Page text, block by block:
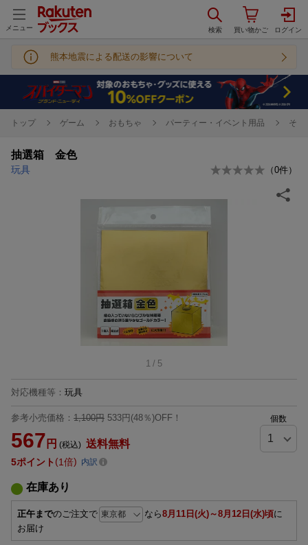
メニュー
熊本地震による配送の影響について
トップ ゲーム おもちゃ パーティー・イベント用品 その
抽選箱 金色
玩具 （0件）
1 / 5
対応機種等 ： 玩具
参考小売価格： 1,100円 533円(48％)OFF！
567 円 (税込) 送料無料
個数
5ポイント 1倍 内訳
在庫あり
正午までのご注文で なら8月11日(火)～8月12日(水)頃に
お届け